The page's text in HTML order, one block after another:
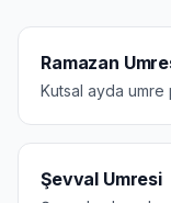
Ramazan
Kutsal ayda umre
Şevval Umresi